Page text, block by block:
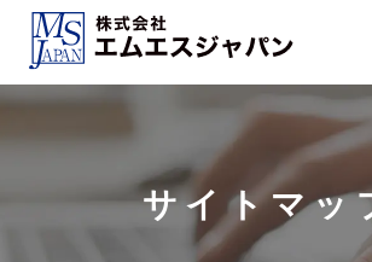
サイトマッ